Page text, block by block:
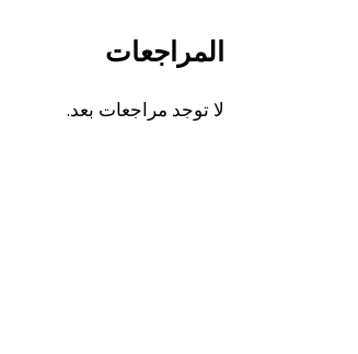
المراجعات
لا توجد مراجعات بعد.